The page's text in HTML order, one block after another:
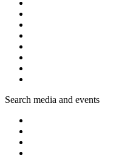
Search media and events